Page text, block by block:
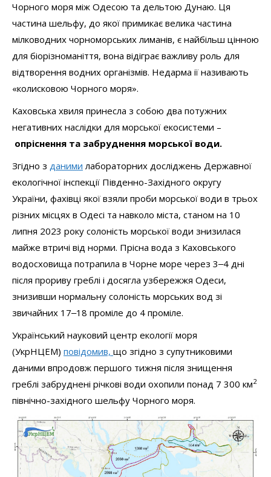
Чорного моря між Одесою та дельтою Дунаю. Ця
частина шельфу, до якої примикає велика частина
мілководних чорноморських лиманів, є найбільш цінною
для біорізноманіття, вона відіграє важливу роль для
відтворення водних організмів. Недарма ії називають
«колисковою Чорного моря».
Каховська хвиля принесла з собою два потужних
негативних наслідки для морської екосистеми –
опріснення та забруднення морської води.
Згідно з даними лабораторних досліджень Державної
екологічної інспекції Південно-Західного округу
України, фахівці якої взяли проби морської води в трьох
різних місцях в Одесі та навколо міста, станом на 10
липня 2023 року солоність морської води знизилася
майже втричі від норми. Прісна вода з Каховського
водосховища потрапила в Чорне море через 3‒4 дні
після прориву греблі і досягла узбережжя Одеси,
знизивши нормальну солоність морських вод зі
звичайних 17‒18 проміле до 4 проміле.
Український науковий центр екології моря
(УкрНЦЕМ) повідомив, що згідно з супутниковими
даними впродовж першого тижня після знищення
греблі забруднені річкові води охопили понад 7 300 км2
північно-західного шельфу Чорного моря.